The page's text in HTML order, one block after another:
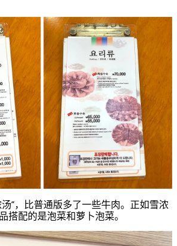
”，比普通版多了一些牛肉。正如雪浓
搭配的是泡菜和萝卜泡菜。